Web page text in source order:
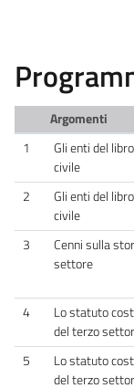
Argomenti
1
Gli enti del
civile
2
Gli enti del
civile
3
Cenni sulla
settore
4
Lo statuto
del terzo
5
Lo statuto
del terzo